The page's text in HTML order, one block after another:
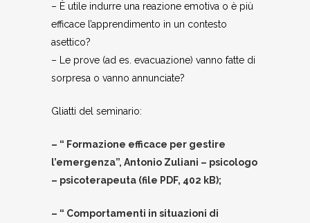
– È utile indurre una reazione emotiva o è più
efficace l’apprendimento in un contesto
asettico?
– Le prove (ad es. evacuazione) vanno fatte di
sorpresa o vanno annunciate?
Gliatti del seminario:
– “ Formazione efficace per gestire
l’emergenza”, Antonio Zuliani – psicologo
– psicoterapeuta (file PDF, 402 kB);
– “ Comportamenti in situazioni di